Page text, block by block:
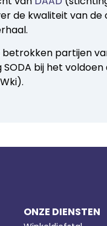
de kwaliteit van
partijen
bij het
ONZE DIENSTEN